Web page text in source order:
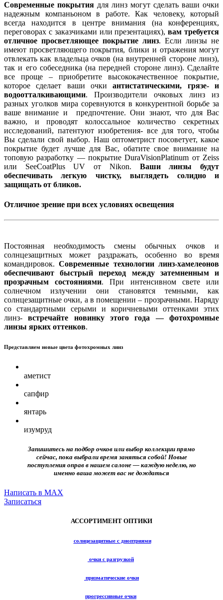
Современные покрытия для линз могут сделать ваши очки
надежным компаньоном в работе. Как человеку, который
всегда находится в центре внимания (на конференциях,
переговорах с заказчиками или презентациях),вам требуется
отличное просветляющее покрытие линз. Если линзы не
имеют просветляющего покрытия, блики и отражения могут
отвлекать как владельца очков (на внутренней стороне линз),
так и его собеседника (на передней стороне линз). Сделайте
все проще – приобретите высококачественное покрытие,
которое сделает ваши очкиантистатическими, грязе- и
водоотталкивающими. Производители очковых линз из
разных уголков мира соревнуются в конкурентной борьбе за
ваше внимание и предпочтение. Они знают, что для Вас
важно, и проводят колоссальное количество секретных
исследований, патентуют изобретения- все для того, чтобы
Вы сделали свой выбор. Наш оптометрист посоветует, какое
покрытие будет лучше для Вас, обатите свое внимание на
топовую разработку — покрытие DuraVisionPlatinum от Zeiss
или SeeCoatPlus UV от Nikon. Ваши линзы будут
обеспечивать легкую чистку, выглядеть солидно и
защищать от бликов.
Отличное зрение при всех условиях освещения
Постоянная необходимость смены обычных очков и
солнцезащитных может раздражать, особенно во время
командировок. Современные технологии линз-хамелеонов
обеспечивают быстрый переход между затемненным и
прозрачным состояниями. При интенсивном свете или
солнечном излучении они становятся темными, как
солнцезащитные очки, а в помещении – прозрачными. Наряду
со стандартными серыми и коричневыми оттенками этих
линз-встречайте новинку этого года — фотохромные
линзы ярких оттенков.
Представляем новые цвета фотохромных линз
аметист
сапфир
янтарь
изумруд
Запишитесь на подбор очков или выбор коллекции прямо
сейчас, пока выбрали время заняться собой! Новые
поступления оправ в нашем салоне — каждую неделю, но
именно ваша может вас не дождаться
Написать в MAX
Записаться
АССОРТИМЕНТ ОПТИКИ
солнцезащитные с диоптриями
очки с разгрузкой
призматические очки
прогрессивные очки